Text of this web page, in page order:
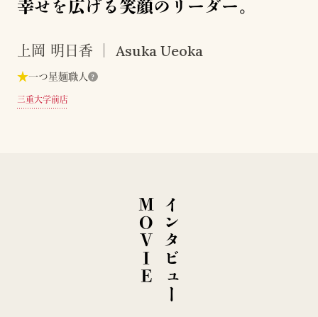
幸せを広げる笑顔のリーダー。
上岡 明日香 Asuka Ueoka
★一つ星麺職人 ?
三重大学前店
イ
ン
タ
ビ
ュ
ー
M
O
V
I
E